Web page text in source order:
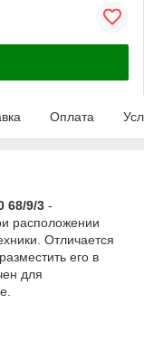
Оплата
68/9/3 -
расположении
Отличается
его в
для